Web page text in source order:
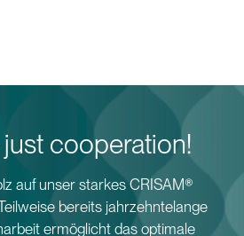
cooperation!
auf unser starkes CRISAM®
bereits jahrzehntelange
ermöglicht das optimale